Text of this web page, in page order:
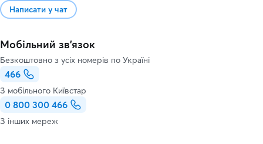
Написати у чат
Мобільний зв'язок
Безкоштовно з усіх номерів по Україні
466
З мобільного Київстар
0 800 300 466
З інших мереж